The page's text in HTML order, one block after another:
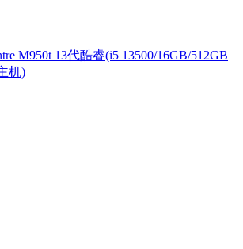
M950t 13代酷睿(i5 13500/16GB/512GB
机)